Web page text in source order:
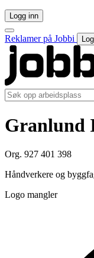
Logg inn
Reklamer på Jobbi
Granlund
Org. 927 401 398
Håndverkere og
Logo mangler